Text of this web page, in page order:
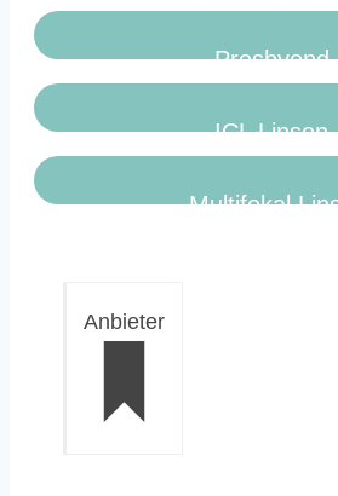
Presbyond
ICL Linsen
Multifokal
Anbieter